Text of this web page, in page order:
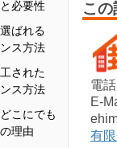
必要性
ばれる
ス方法
された
ス方法
こにでも
理由
こ
電
E-
有